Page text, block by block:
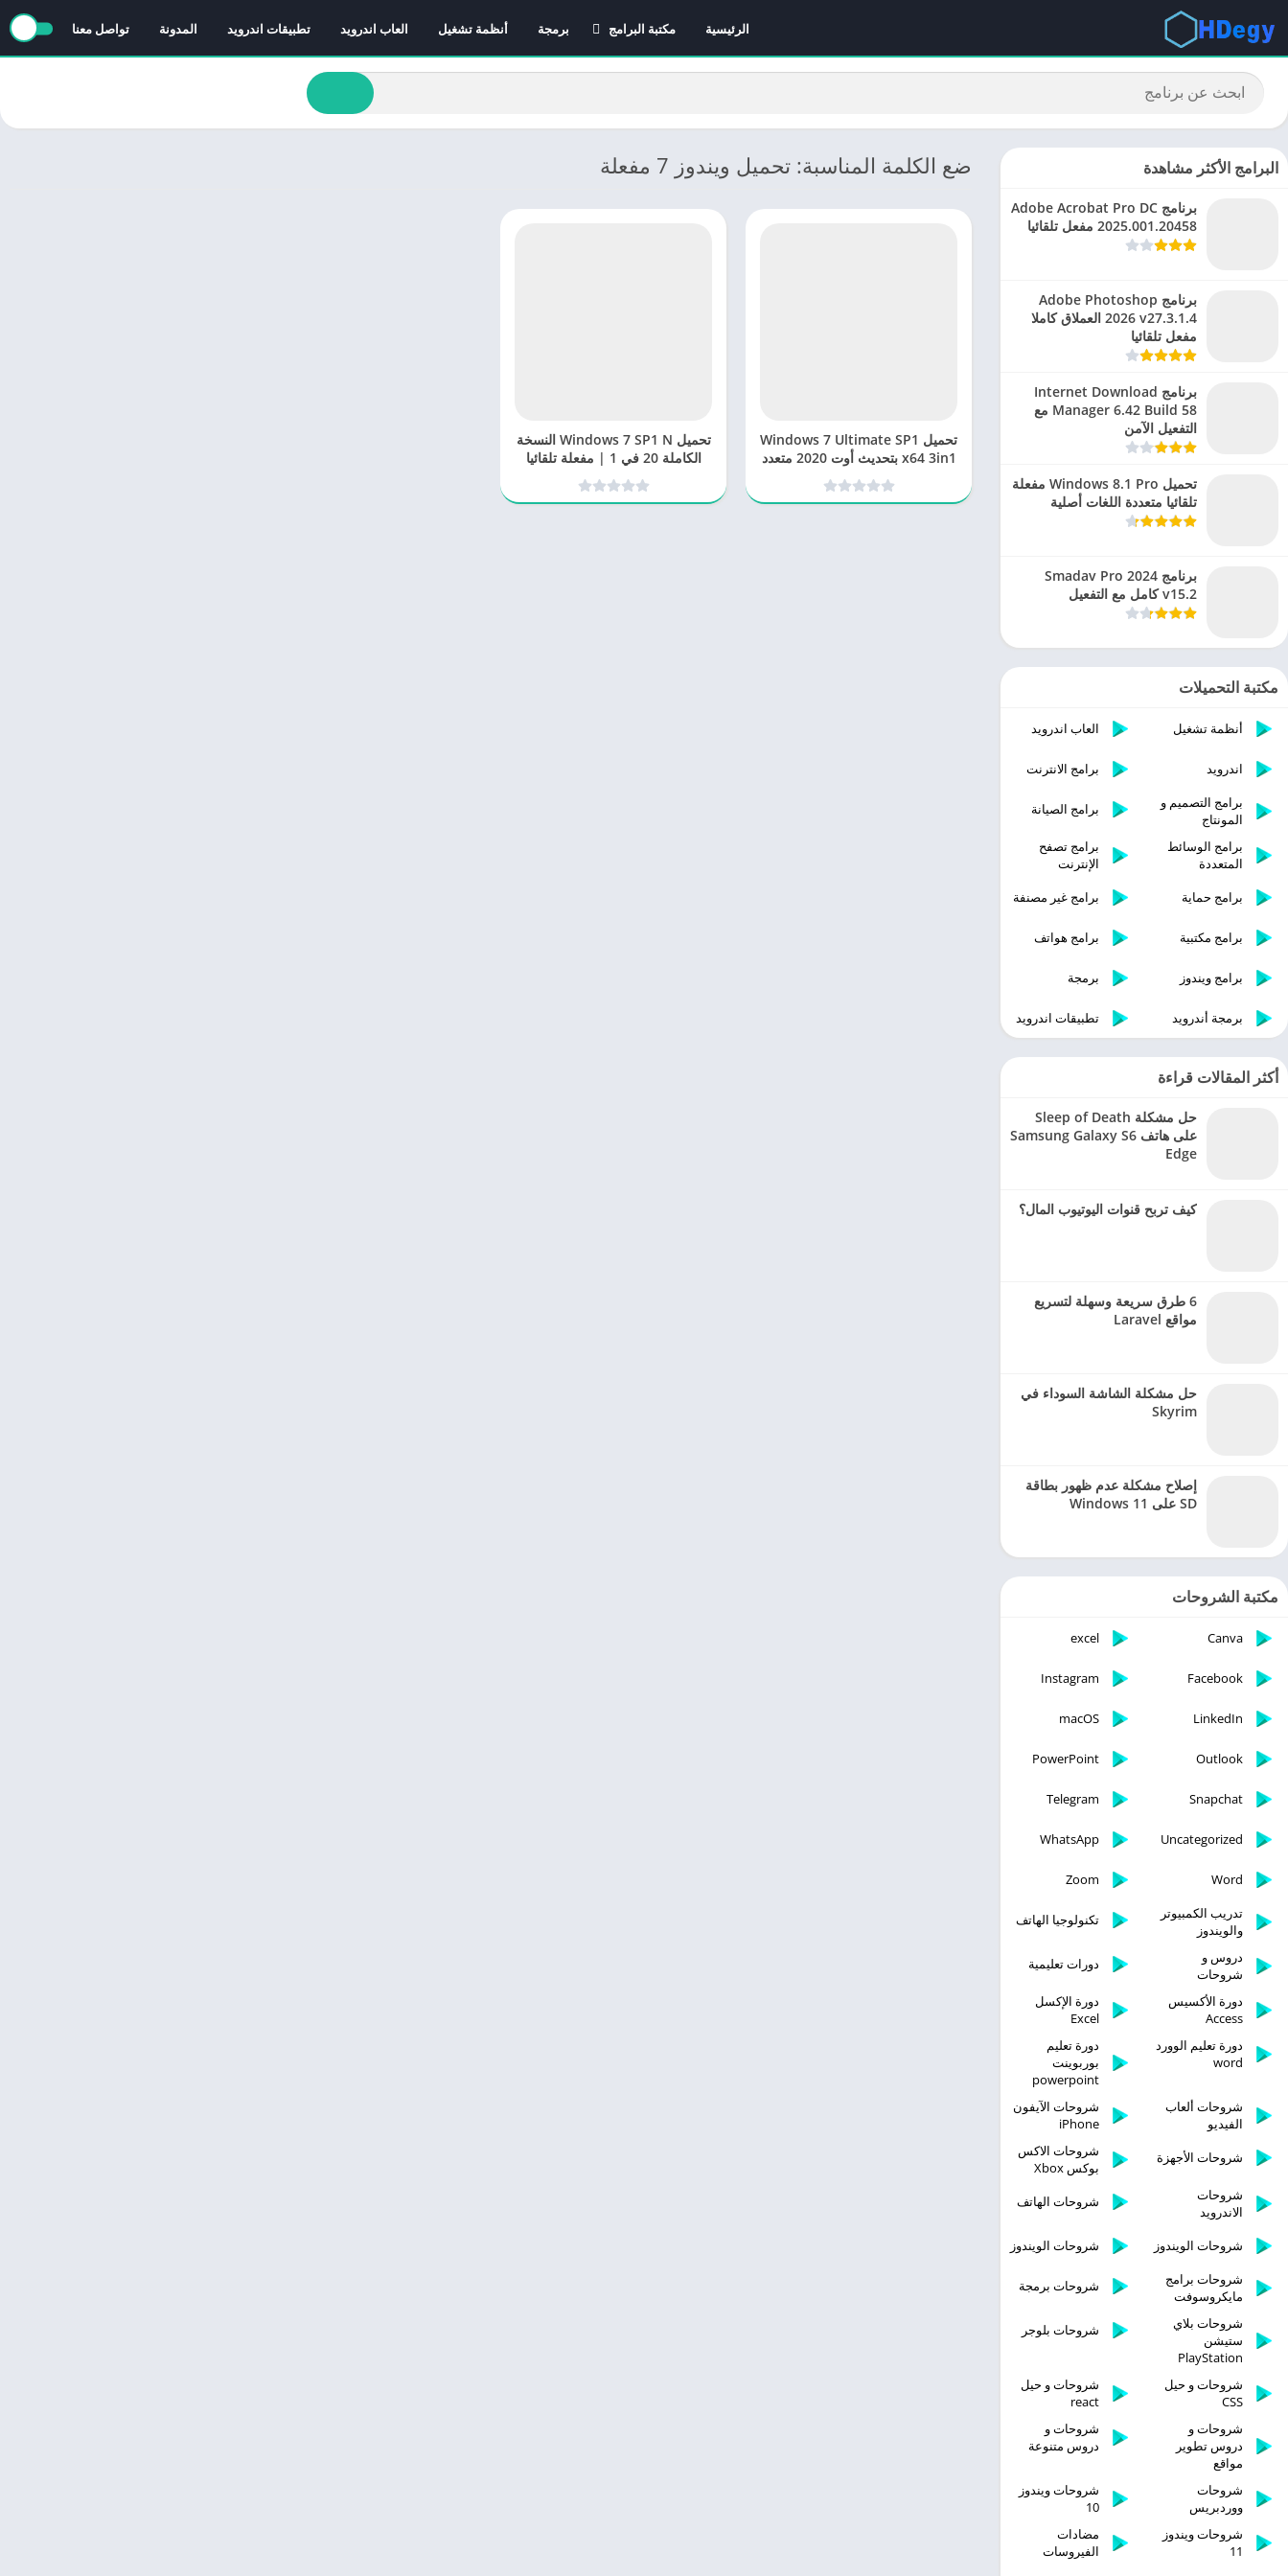
الرئيسية
مكتبة البرامج
برامج الانترنت
برامج تصفح الإنترنت
برمجة أنظمة تشغيل العاب اندرويد تطبيقات اندرويد المدونة تواصل معنا
ضع الكلمة المناسبة: تحميل ويندوز 7 مفعلة
تحميل Windows 7 Ultimate SP1
x64 3in1 بتحديث أوت 2020 متعدد
اللغات
تحميل Windows 7 SP1 N النسخة
الكاملة 20 في 1 | مفعلة تلقائيا
البرامج الأكثر مشاهدة
برنامج Adobe Acrobat Pro DC
2025.001.20458 مفعل تلقائيا
برنامج Adobe Photoshop
2026 v27.3.1.4 العملاق كاملا
مفعل تلقائيا
برنامج Internet Download
Manager 6.42 Build 58 مع
التفعيل الآمن
تحميل Windows 8.1 Pro مفعلة
تلقائيا متعددة اللغات أصلية
برنامج Smadav Pro 2024
v15.2 كامل مع التفعيل
مكتبة التحميلات
أنظمة تشغيل العاب اندرويد
اندرويد
برامج الانترنت
برامج التصميم و
المونتاج
برامج الصيانة
برامج الوسائط
المتعددة
برامج تصفح
الإنترنت
برامج حماية
برامج غير مصنفة
برامج مكتبية برامج هواتف
برامج ويندوز برمجة
برمجة أندرويد تطبيقات اندرويد
أكثر المقالات قراءة
حل مشكلة Sleep of Death
على هاتف Samsung Galaxy S6
Edge
كيف تربح قنوات اليوتيوب المال؟
6 طرق سريعة وسهلة لتسريع
مواقع Laravel
حل مشكلة الشاشة السوداء في
Skyrim
إصلاح مشكلة عدم ظهور بطاقة
SD على Windows 11
مكتبة الشروحات
Canva
excel
Facebook
Instagram
LinkedIn
macOS
Outlook
PowerPoint
Snapchat
Telegram
Uncategorized
WhatsApp
Word
Zoom
تدريب الكمبيوتر
والويندوز
تكنولوجيا الهاتف
دروس و
شروحات
دورات تعليمية
دورة الأكسيس
Access
دورة الإكسل
Excel
دورة تعليم الوورد
word
دورة تعليم
بوربوينت
powerpoint
شروحات ألعاب
الفيديو
شروحات الآيفون
iPhone
شروحات الأجهزة
شروحات الاكس
بوكس Xbox
شروحات
الاندرويد
شروحات الهاتف
شروحات الويندوز
شروحات الويندوز
شروحات برامج
مايكروسوفت
شروحات برمجة
شروحات بلاي
ستيشن
PlayStation
شروحات بلوجر
شروحات و حيل
CSS
شروحات و حيل
react
شروحات و
دروس تطوير
مواقع
شروحات و
دروس متنوعة
شروحات
ووردبريس
شروحات ويندوز
10
شروحات ويندوز
11
مضادات
الفيروسات